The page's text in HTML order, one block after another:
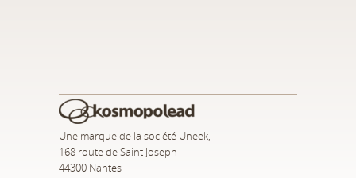
Une marque de la société Uneek,
168 route de Saint Joseph
44300 Nantes